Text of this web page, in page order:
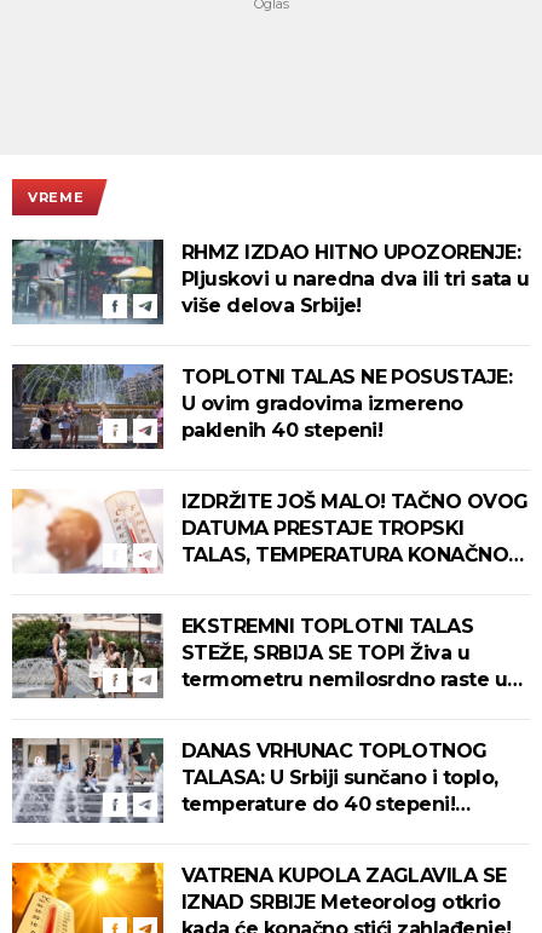
VREME
RHMZ IZDAO HITNO UPOZORENJE:
Pljuskovi u naredna dva ili tri sata u
više delova Srbije!
TOPLOTNI TALAS NE POSUSTAJE:
U ovim gradovima izmereno
paklenih 40 stepeni!
IZDRŽITE JOŠ MALO! TAČNO OVOG
DATUMA PRESTAJE TROPSKI
TALAS, TEMPERATURA KONAČNO
EKSTREMNI TOPLOTNI TALAS
STEŽE, SRBIJA SE TOPI Živa u
termometru nemilosrdno raste u
DANAS VRHUNAC TOPLOTNOG
TALASA: U Srbiji sunčano i toplo,
temperature do 40 stepeni!
VATRENA KUPOLA ZAGLAVILA SE
IZNAD SRBIJE Meteorolog otkrio